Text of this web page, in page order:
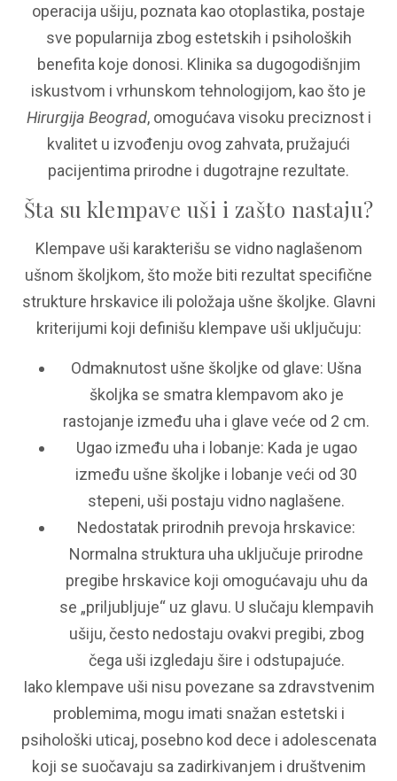
operacija ušiju, poznata kao otoplastika, postaje
sve popularnija zbog estetskih i psiholoških
benefita koje donosi. Klinika sa dugogodišnjim
iskustvom i vrhunskom tehnologijom, kao što je
Hirurgija Beograd, omogućava visoku preciznost i
kvalitet u izvođenju ovog zahvata, pružajući
pacijentima prirodne i dugotrajne rezultate.
Šta su klempave uši i zašto nastaju?
Klempave uši karakterišu se vidno naglašenom
ušnom školjkom, što može biti rezultat specifične
strukture hrskavice ili položaja ušne školjke. Glavni
kriterijumi koji definišu klempave uši uključuju:
Odmaknutost ušne školjke od glave: Ušna
školjka se smatra klempavom ako je
rastojanje između uha i glave veće od 2 cm.
Ugao između uha i lobanje: Kada je ugao
između ušne školjke i lobanje veći od 30
stepeni, uši postaju vidno naglašene.
Nedostatak prirodnih prevoja hrskavice:
Normalna struktura uha uključuje prirodne
pregibe hrskavice koji omogućavaju uhu da
se „priljubljuje“ uz glavu. U slučaju klempavih
ušiju, često nedostaju ovakvi pregibi, zbog
čega uši izgledaju šire i odstupajuće.
Iako klempave uši nisu povezane sa zdravstvenim
problemima, mogu imati snažan estetski i
psihološki uticaj, posebno kod dece i adolescenata
koji se suočavaju sa zadirkivanjem i društvenim